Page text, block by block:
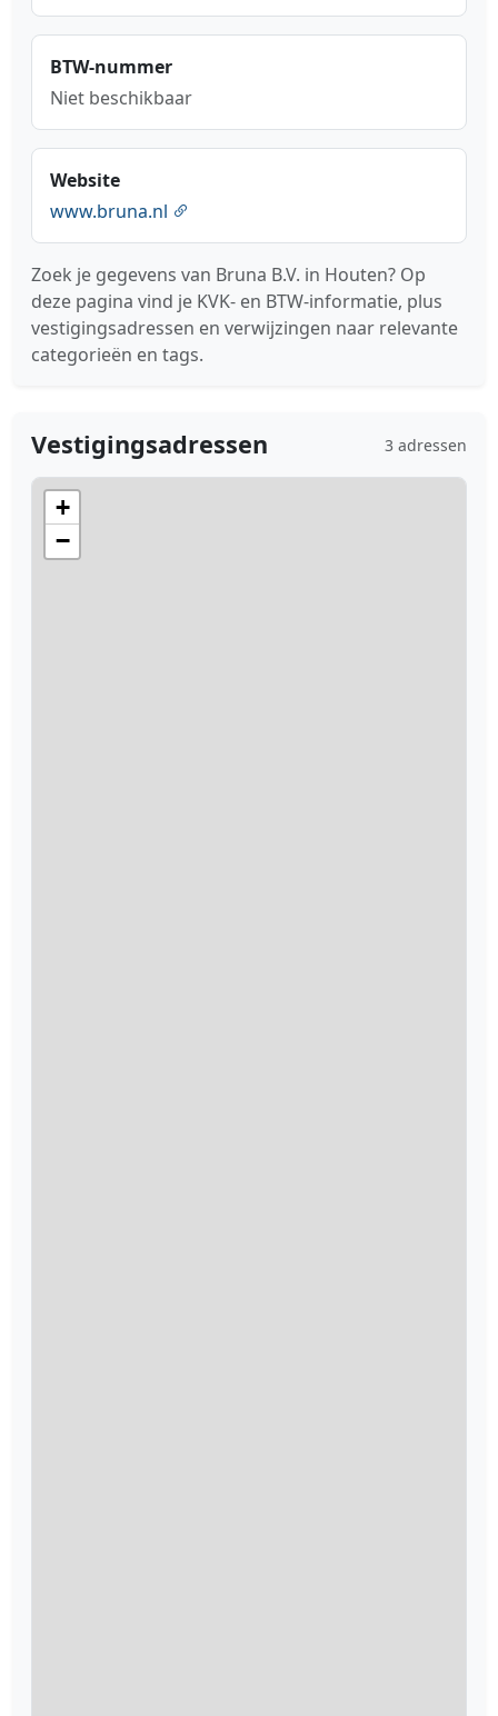
BTW-nummer
Niet beschikbaar
Website
www.bruna.nl
Zoek je gegevens van Bruna B.V. in Houten? Op
deze pagina vind je KVK- en BTW-informatie, plus
vestigingsadressen en verwijzingen naar relevante
categorieën en tags.
Vestigingsadressen 3 adressen
+
−